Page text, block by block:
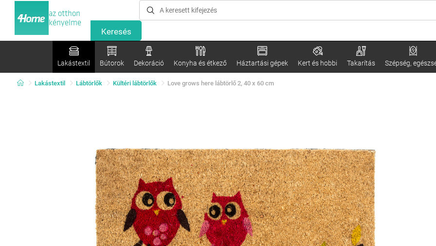
az otthon
kényelme
Lakástextil Bútorok Dekoráció Konyha és étkező Háztartási gépek Kert és hobbi Takarítás Szépség,
Lakástextil Lábtörlők Kültéri lábtörlők Love grows here lábtörlő 2, 40 x 60 cm